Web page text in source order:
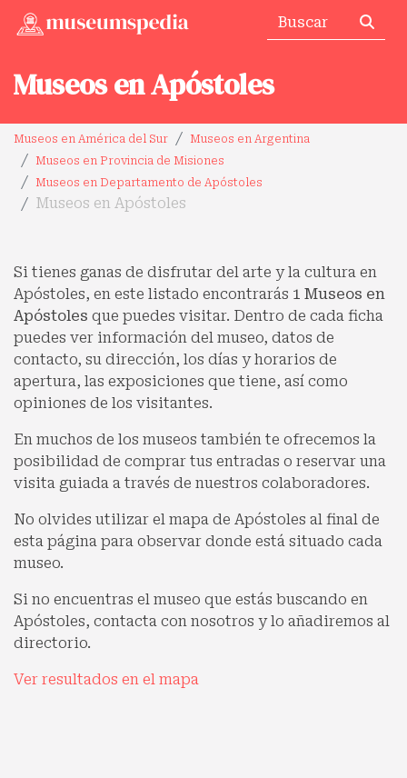
Museos en Apóstoles
Museos en América del Sur
Museos en Argentina
Museos en Provincia de Misiones
Museos en Departamento de Apóstoles
Museos en Apóstoles
Si tienes ganas de disfrutar del arte y la cultura en
Apóstoles, en este listado encontrarás 1 Museos en
Apóstoles que puedes visitar. Dentro de cada ficha
puedes ver información del museo, datos de
contacto, su dirección, los días y horarios de
apertura, las exposiciones que tiene, así como
opiniones de los visitantes.
En muchos de los museos también te ofrecemos la
posibilidad de comprar tus entradas o reservar una
visita guiada a través de nuestros colaboradores.
No olvides utilizar el mapa de Apóstoles al final de
esta página para observar donde está situado cada
museo.
Si no encuentras el museo que estás buscando en
Apóstoles, contacta con nosotros y lo añadiremos al
directorio.
Ver resultados en el mapa